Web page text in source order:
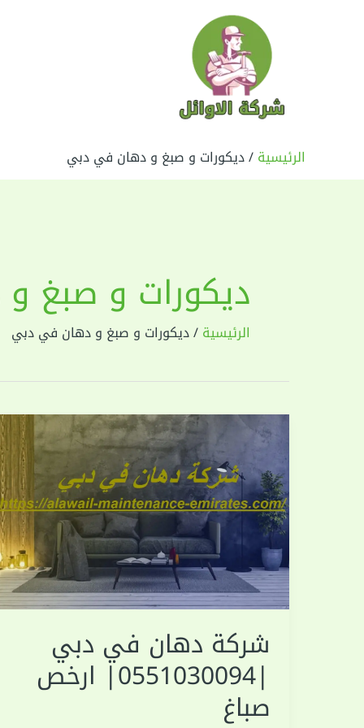
الرئيسية ديكورات و صبغ و دهان في دبي
ديكورات و صبغ
الرئيسية ديكورات و صبغ و دهان في دبي
شركة دهان في دبي
|0551030094| ارخص
صباغ